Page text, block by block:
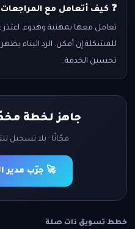
❓ كيف أتعامل مع المراجعات
تعامل معها بمهنية وهدوء.
للمشكلة إن أمكن. الرد البناء
تحسين الخدمة.
جاهز لخطة
مجّانًا · بلا تسجيل
🚀 جرّب مدير
خطط تسويق ذات صلة